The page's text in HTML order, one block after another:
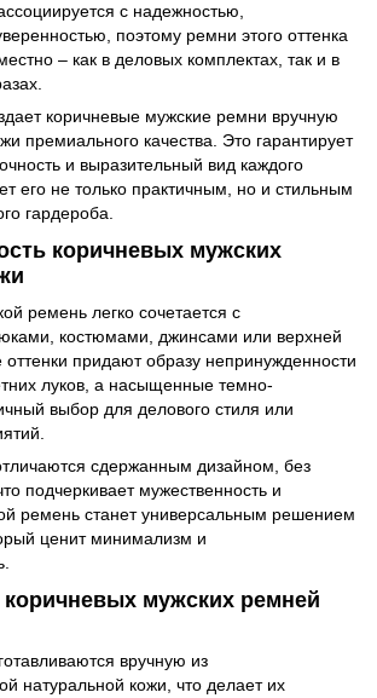
с надежностью,
поэтому ремни этого оттенка
– как в деловых комплектах, так и в
коричневые мужские ремни вручную
премиального качества. Это гарантирует
и выразительный вид каждого
его не только практичным, но и стильным
гардероба.
коричневых мужских
ремень легко сочетается с
костюмами, джинсами или верхней
придают образу непринужденности
луков, а насыщенные темно-
выбор для делового стиля или
сдержанным дизайном, без
подчеркивает мужественность и
ремень станет универсальным решением
ценит минимализм и
мужских ремней
вручную из
натуральной кожи, что делает их